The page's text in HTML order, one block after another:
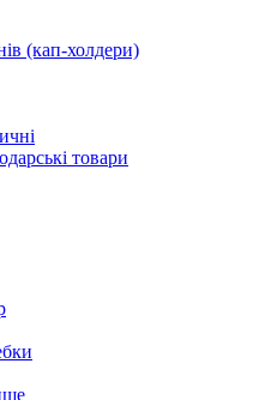
(кап-холдери)
товари